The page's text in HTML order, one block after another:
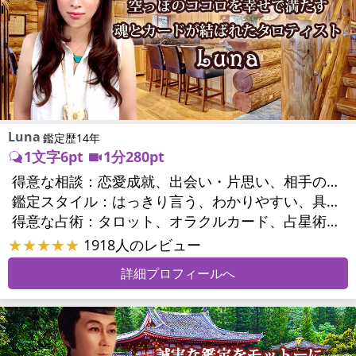
Luna 鑑定歴14年
1文字6pt
1分280pt
得意な相談：
恋愛成就、出会い・片思い、相手の気持ち、結婚、男心・女心、二人の今後、複雑な恋愛、三角関係、浮気、不倫、離婚、同性愛・LGBT、人間関係、職場の人間関係、対人関係、仕事運、転職、進路、就職、人生全般、夢、目標、ビジネスチャンス、家族関係、夫婦関係、家庭問題、夫婦問題、シングルマザー、心の問題、ストレス、人生相談
鑑定スタイル：
はっきり言う、わかりやすい、具体的、的確、納得感、友達のように相談できる、聞き上手、とても話しやすい、じっくり聞いてくれる、愛にあふれ温かい、勇気をくれる、前向き・元気になれる
得意な占術：
タロット、オラクルカード、占星術、数秘術、手相、カウンセリング、ルノルマンカード
★★★★★ 1918人のレビュー
詳細プロフィールへ